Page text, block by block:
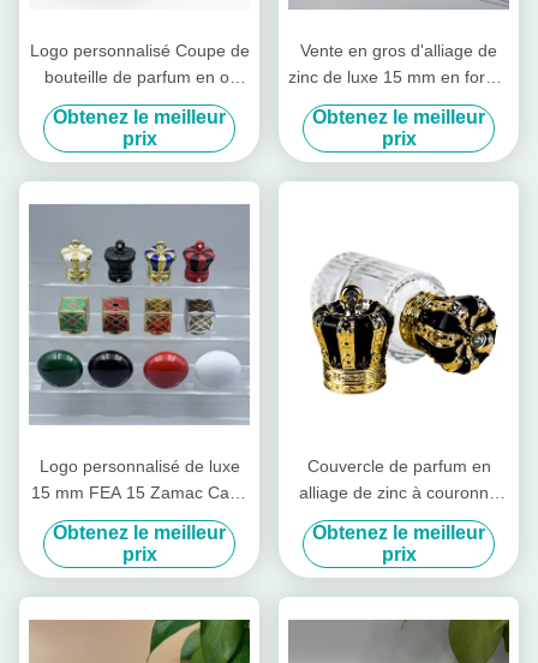
Logo personnalisé Coupe de
bouteille de parfum en or
brillant en forme carrée
Obtenez le meilleur
prix
Vente en gros d'alliage de
zinc de luxe 15 mm en forme
irrégulière Zamak bouchon
de bouteille de parfum de
haute qualité bouchon de
disque ouvert facile pour les
Obtenez le meilleur
prix
Logo personnalisé de luxe
15 mm FEA 15 Zamac Caps
de parfum métallique créatif
universel Couvercle de
bouteille pour bouteilles de
parfums
Obtenez le meilleur
prix
Couvercle de parfum en
alliage de zinc à couronne
15 mm Disque de
pulvérisation de pompe
métallique Couvercle pour
bouteilles Couvercle
magnétique pour bouteilles
de parfum Couvercles
Obtenez le meilleur
prix